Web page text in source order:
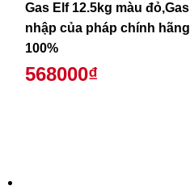
Gas Elf 12.5kg màu đỏ,Gas
nhập của pháp chính hãng
100%
568000₫